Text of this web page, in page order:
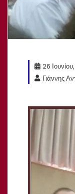
26
Γιάννης